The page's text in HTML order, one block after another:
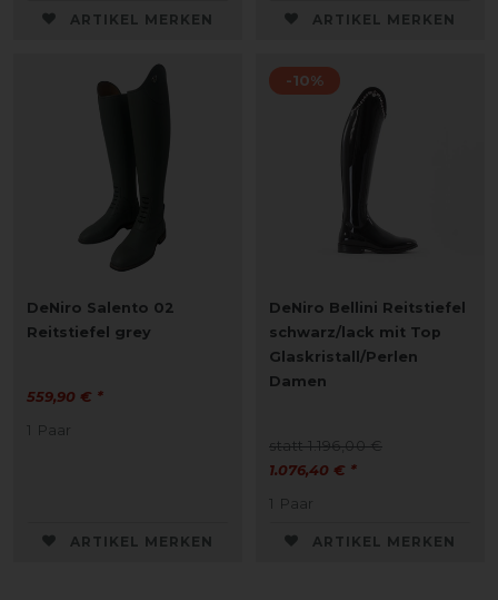
ARTIKEL MERKEN ARTIKEL MERKEN
DeNiro Salento 02
Reitstiefel grey
559,90 € *
1 Paar
ARTIKEL MERKEN
-10%
DeNiro Bellini Reitstiefel
schwarz/lack mit Top
Glaskristall/Perlen
Damen
statt 1.196,00 €
1.076,40 € *
1 Paar
ARTIKEL MERKEN